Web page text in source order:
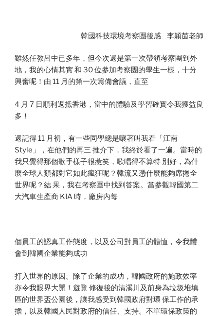
韓國科技環境考察團後感 李穎茵老師
雖然任教呂中已多年，但今次還是第一次帶領考察團到外
地，我的心情其實 和 30 位參加考察團的學生一樣，十分
興奮呢！由 11 月的第一次籌備會議，直至
4 月 7 日順利返抵香港，當中的體驗及學習確實令我獲益良
多！
還記得 11 月初，有一些同學總是嚷著叫我看「江南
Style」，在他們的再三 推介下，我終於看了一遍。當時的
我只覺得那個歌手樣子很惹笑，歌唱得不算特 別好，為什
麼全球人類都對它如此瘋狂呢？韓流又憑什麼能夠席捲全
世界呢？結 果，我在考察團中找到答案。當參觀韓國第二
大汽車生產商 KIA 時，廠房內每
個員工的認真工作態度，以及公司對員工的體恤，令我體
會到韓國企業能夠成功
打入世界的原因。除了企業的成功，韓國政府的施政效率
亦令我眼界大開！遊覽 修復後的清溪川及前身為垃圾堆填
區的世界盃公園後，讓我感受到韓國政府對環 保工作的承
擔，以及韓國人民對政府的信任、支持。不單環保政策的